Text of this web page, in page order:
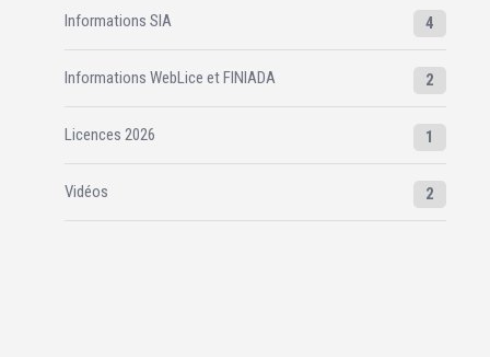
Informations SIA 4
Informations WebLice et FINIADA 2
Licences 2026 1
Vidéos 2